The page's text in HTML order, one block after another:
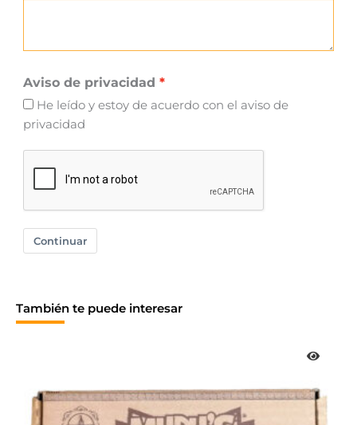
Aviso de privacidad
He leído y estoy de acuerdo con el aviso de
privacidad
Continuar
También te puede interesar